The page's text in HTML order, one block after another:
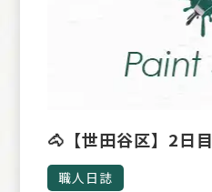
🐴【世田谷区】2日目
職人日誌